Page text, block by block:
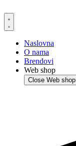
to
content
Naslovna
O nama
Brendovi
Web shop
Close Web shop